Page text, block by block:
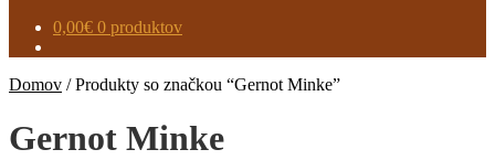
0,00€ 0 produktov
Domov /Produkty so značkou “Gernot Minke”
Gernot Minke